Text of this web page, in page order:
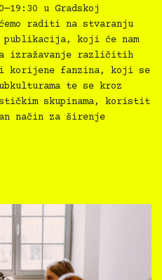
u Gradskoj
raditi na stvaranju
koji će nam
izražavanje različitih
korijene fanzina, koji se
te se kroz
skupinama, koristit
način za širenje